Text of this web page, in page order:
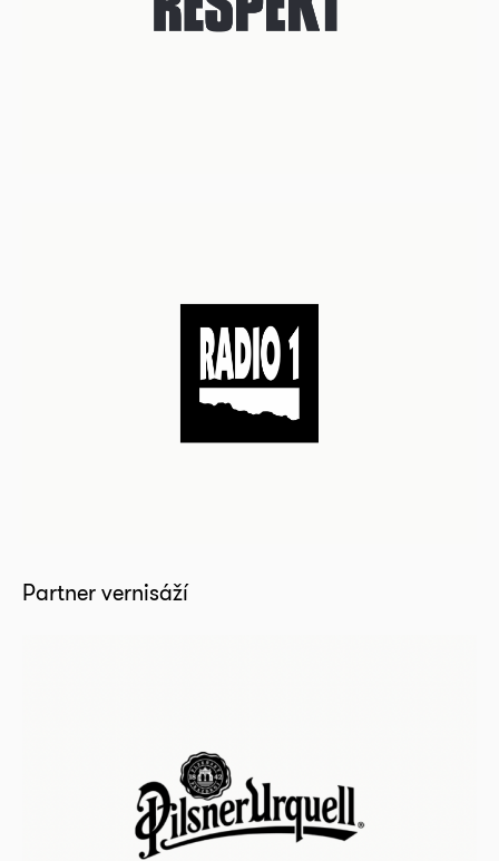
Partner vernisáží